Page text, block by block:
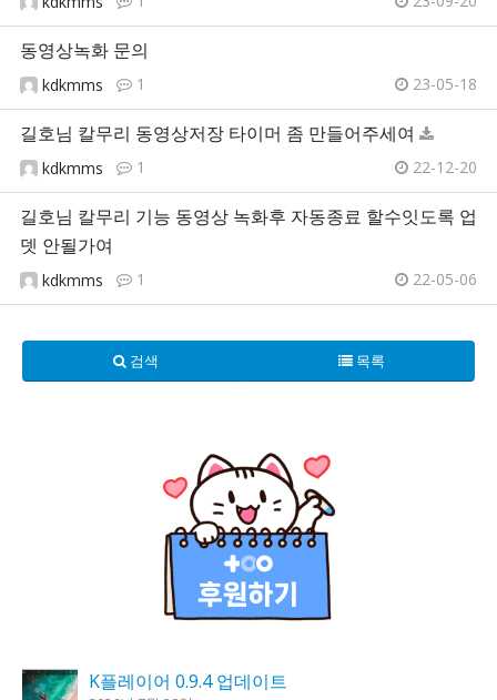
동영상녹화 문의
kdkmms 1 23-05-18
길호님 칼무리 동영상저장 타이머 좀 만들어주세여
kdkmms 1 22-12-20
길호님 칼무리 기능 동영상 녹화후 자동종료 할수잇도록 업
뎃 안될가여
kdkmms 1 22-05-06
검색 목록
K플레이어 0.9.4 업데이트